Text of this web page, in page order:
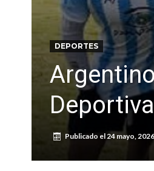
DEPORTES
Deportiva
Publicado el24 mayo, 2026